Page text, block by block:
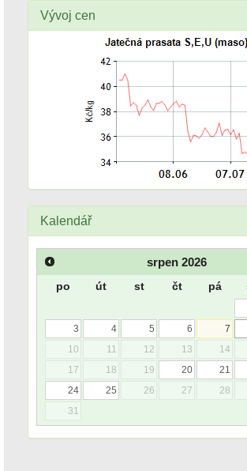
Vývoj cen
Kalendář
srpen 2026
po út st čt pá
3
4 5 6 7
10
11 12 13 14
17
18 19 20 21
24
25 26 27 28
31